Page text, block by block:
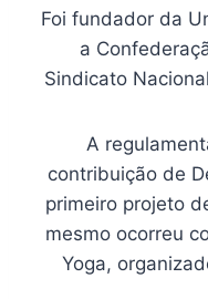
Foi fundador da
a
Sindicato
A
contribuição de
primeiro projeto
mesmo ocorreu
Yoga,